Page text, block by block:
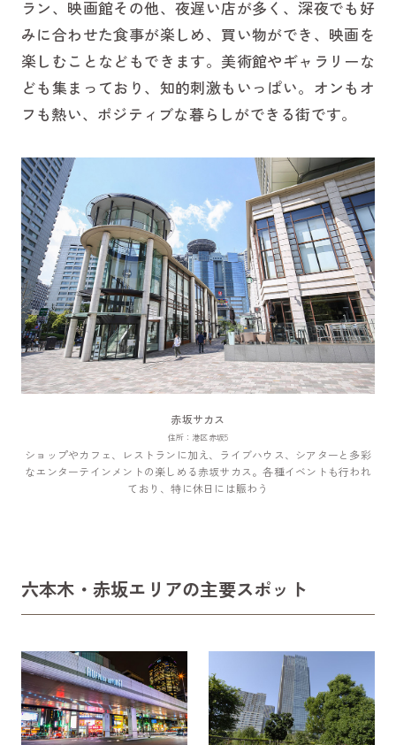
ラン、映画館その他、夜遅い店が多く、深夜でも好
みに合わせた食事が楽しめ、買い物ができ、映画を
楽しむことなどもできます。美術館やギャラリーな
ども集まっており、知的刺激もいっぱい。オンもオ
フも熱い、ポジティブな暮らしができる街です。
赤坂サカス
住所：港区赤坂5
ショップやカフェ、レストランに加え、ライブハウス、シアターと多彩
なエンターテインメントの楽しめる赤坂サカス。各種イベントも行われ
ており、特に休日には賑わう
六本木・赤坂エリアの主要スポット